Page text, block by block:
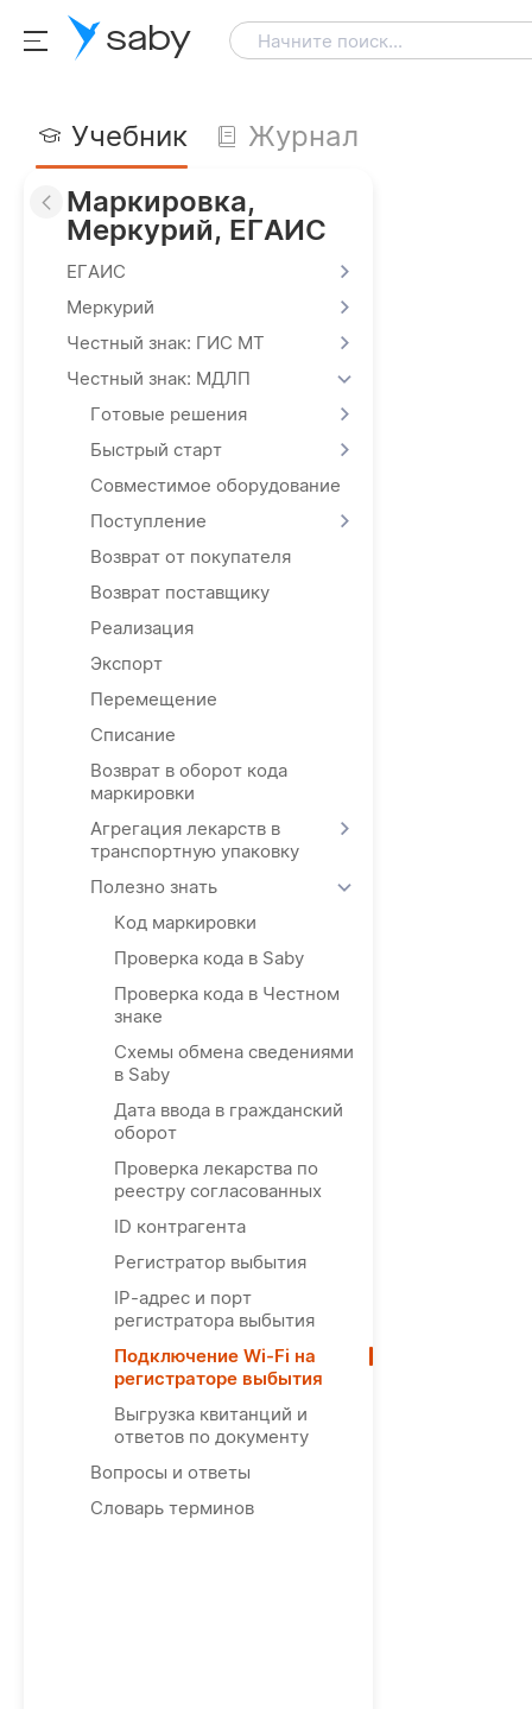
saby Начните поиск...
Учебник
Журнал
Маркировка,
Меркурий, ЕГАИС
ЕГАИС
Меркурий
Честный знак: ГИС МТ
Честный знак: МДЛП
Готовые решения
Быстрый старт
Совместимое оборудование
Поступление
Возврат от покупателя
Возврат поставщику
Реализация
Экспорт
Перемещение
Списание
Возврат в оборот кода
маркировки
Агрегация лекарств в
транспортную упаковку
Полезно знать
Код маркировки
Проверка кода в Saby
Проверка кода в Честном
знаке
Схемы обмена сведениями
в Saby
Дата ввода в гражданский
оборот
Проверка лекарства по
реестру согласованных
ID контрагента
Регистратор выбытия
IP-адрес и порт
регистратора выбытия
Подключение Wi-Fi на
регистраторе выбытия
Выгрузка квитанций и
ответов по документу
Вопросы и ответы
Словарь терминов